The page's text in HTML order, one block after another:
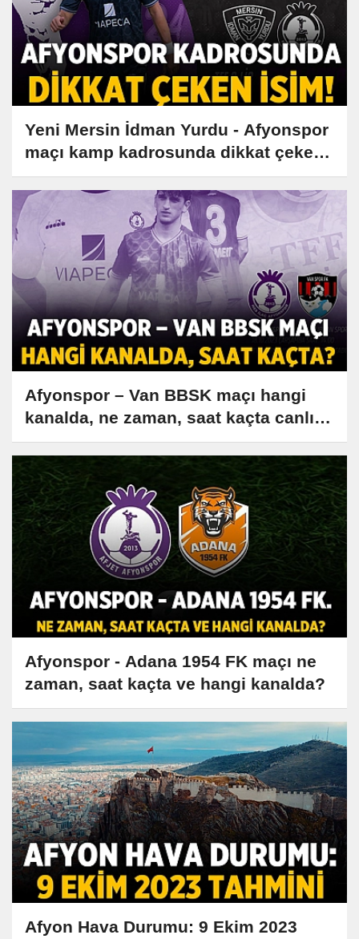
Yeni Mersin İdman Yurdu - Afyonspor
maçı kamp kadrosunda dikkat çeken
detay!
Afyonspor – Van BBSK maçı hangi
kanalda, ne zaman, saat kaçta canlı
yayınlanacak?
Afyonspor - Adana 1954 FK maçı ne
zaman, saat kaçta ve hangi kanalda?
Afyon Hava Durumu: 9 Ekim 2023